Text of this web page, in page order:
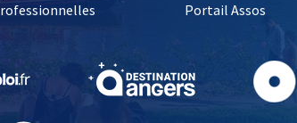
Portail Assos
, Ouvre une nouvelle fenêtre , Ouvre une